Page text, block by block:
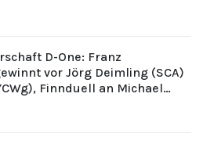
D-One: Franz
vor Jörg Deimling (SCA)
Finnduell an Michael